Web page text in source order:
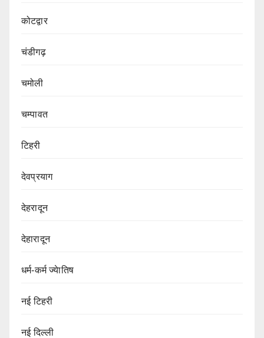
कोटद्वार
चंडीगढ़
चमोली
चम्पावत
टिहरी
देवप्रयाग
देहरादून
देहारादून
धर्म-कर्म ज्येातिष
नई टिहरी
नई दिल्ली